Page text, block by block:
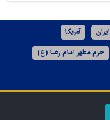
ایران آمریکا
حرم مطهر امام رضا (ع)